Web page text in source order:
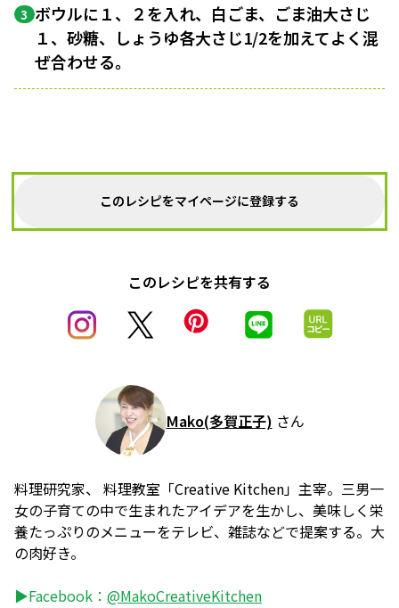
3 ボウルに１、２を入れ、白ごま、ごま油大さじ
１、砂糖、しょうゆ各大さじ1/2を加えてよく混
ぜ合わせる。
このレシピをマイページに登録する
このレシピを共有する
Mako(多賀正子) さん
料理研究家、 料理教室「Creative Kitchen」主宰。三男一
女の子育ての中で生まれたアイデアを生かし、美味しく栄
養たっぷりのメニューをテレビ、雑誌などで提案する。大
の肉好き。
▶Facebook： @MakoCreativeKitchen